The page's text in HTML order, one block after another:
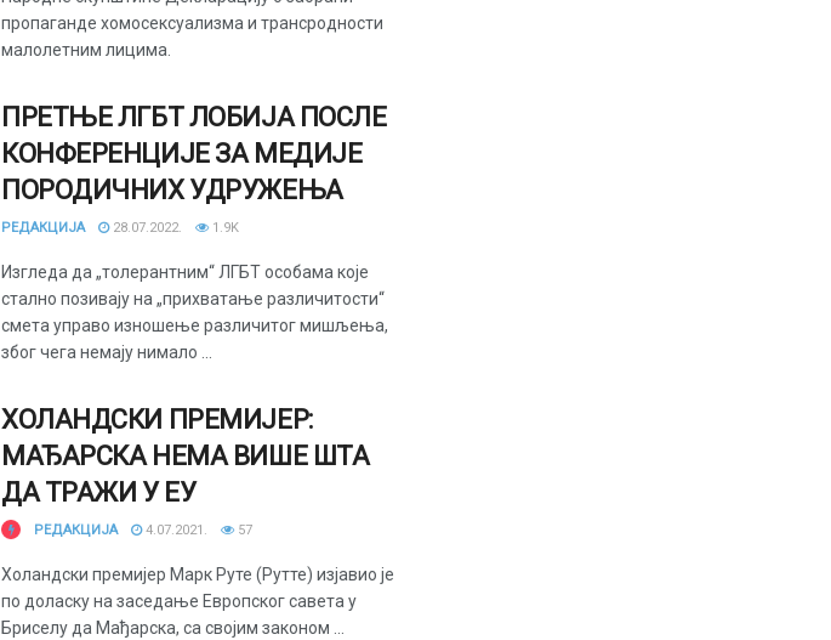
пропаганде хомосексуализма и трансродности
малолетним лицима.
ПРЕТЊЕ ЛГБТ ЛОБИЈА ПОСЛЕ
КОНФЕРЕНЦИЈЕ ЗА МЕДИЈЕ
ПОРОДИЧНИХ УДРУЖЕЊА
РЕДАКЦИЈА 28.07.2022. 1.9K
Изгледа да „толерантним“ ЛГБТ особама које
стално позивају на „прихватање различитости“
смета управо изношење различитог мишљења,
због чега немају нимало ...
ХОЛАНДСКИ ПРЕМИЈЕР:
МАЂАРСКА НЕМА ВИШЕ ШТА
ДА ТРАЖИ У ЕУ
РЕДАКЦИЈА 4.07.2021. 57
Холандски премијер Марк Руте (Рутте) изјавио је
по доласку на заседање Европског савета у
Бриселу да Мађарска, са својим законом ...